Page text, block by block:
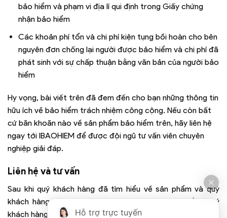
bảo hiểm và phạm vi địa lí qui định trong Giấy chứng
nhận bảo hiểm
Các khoản phí tổn và chi phí kiện tụng bồi hoàn cho bên
nguyên đơn chống lại người được bảo hiểm và chi phí đã
phát sinh với sự chấp thuận bằng văn bản của người bảo
hiểm
Hy vọng, bài viết trên đã đem đến cho bạn những thông tin
hữu ích về bảo hiểm trách nhiệm công cộng. Nếu còn bất
cứ băn khoăn nào về sản phẩm bảo hiểm trên, hãy liên hệ
ngay tới IBAOHIEM để được đội ngũ tư vấn viên chuyên
nghiệp giải đáp.
Liên hệ và tư vấn
Sau khi quý khách hàng đã tìm hiểu về sản phẩm và quý
khách hàng cần tư vấn hoặc liên hệ mua bảo hiểm, quý
khách hàng vui lòng làm theo các cách sau đây:
Hỗ trợ trực tuyến